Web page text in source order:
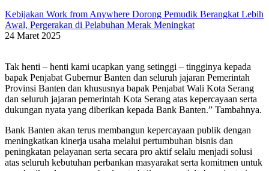
Kebijakan Work from Anywhere Dorong Pemudik Berangkat Lebih
Awal, Pergerakan di Pelabuhan Merak Meningkat
24 Maret 2025
Tak henti – henti kami ucapkan yang setinggi – tingginya kepada
bapak Penjabat Gubernur Banten dan seluruh jajaran Pemerintah
Provinsi Banten dan khususnya bapak Penjabat Wali Kota Serang
dan seluruh jajaran pemerintah Kota Serang atas kepercayaan serta
dukungan nyata yang diberikan kepada Bank Banten.” Tambahnya.
Bank Banten akan terus membangun kepercayaan publik dengan
meningkatkan kinerja usaha melalui pertumbuhan bisnis dan
peningkatan pelayanan serta secara pro aktif selalu menjadi solusi
atas seluruh kebutuhan perbankan masyarakat serta komitmen untuk